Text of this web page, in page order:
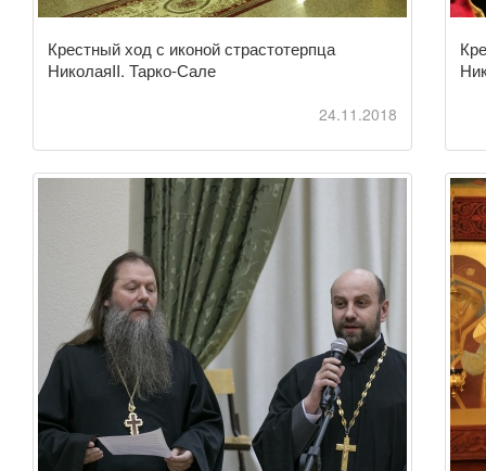
Крестный ход с иконой страстотерпца
НиколаяII. Тарко-Сале
24.11.2018